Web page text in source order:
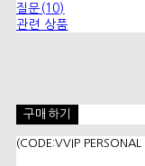
질문(10)
관련 상품
구매하기
(CODE:VVIP